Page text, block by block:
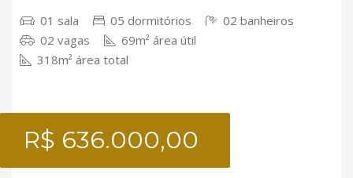
01 sala 05 dormitórios
02 banheiros
02 vagas
69m² área útil
318m² área total
R$ 636.000,00